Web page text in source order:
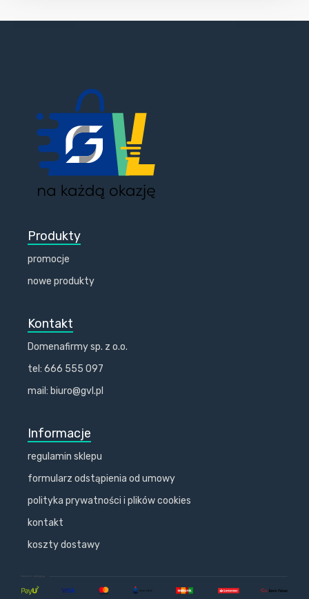
Produkty
promocje
nowe produkty
Kontakt
Domenafirmy sp. z o.o.
tel: 666 555 097
mail: biuro@gvl.pl
Informacje
regulamin sklepu
formularz odstąpienia od umowy
polityka prywatności i plików cookies
kontakt
koszty dostawy